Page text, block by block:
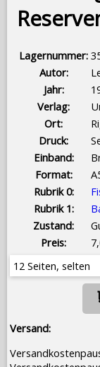
Lagernummer:
Autor:
Jahr:
Verlag:
Ort:
Druck:
Einband:
Format:
Rubrik 0:
Rubrik 1:
Zustand:
Preis:
12 Seiten, selten
Versand: